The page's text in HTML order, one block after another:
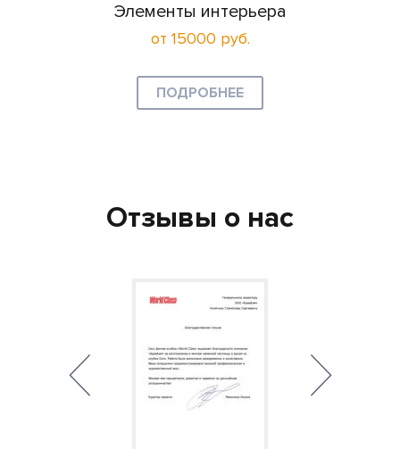
Элементы интерьера
от 15000 руб.
ПОДРОБНЕЕ
Отзывы о нас